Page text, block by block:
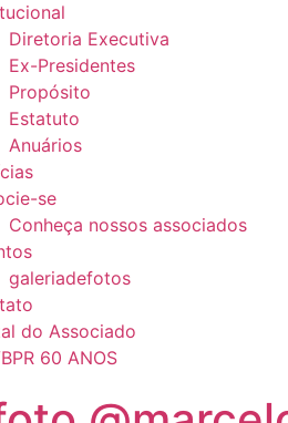
Diretoria Executiva
Ex-Presidentes
Propósito
Estatuto
Anuários
se
Conheça nossos associados
galeriadefotos
do Associado
60 ANOS